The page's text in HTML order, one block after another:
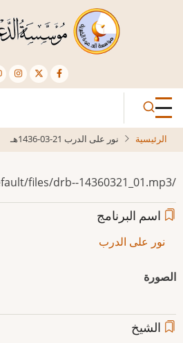
الرئيسية نور على الدرب 21-03-1436هـ
/sites/default/files/drb--14360321_01.mp3
اسم البرنامج
نور على الدرب
الصورة
الشيخ